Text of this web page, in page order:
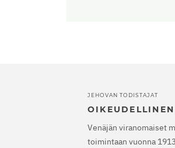
JEHOVAN TODISTAJAT
Venäjän viranomaiset
toimintaan vuonna